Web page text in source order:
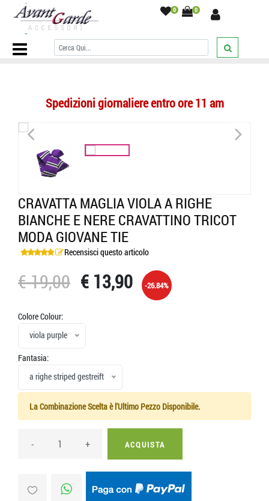
0 0
Home Page/CRAVATTE/Tricot Maglia/Cravatta maglia viola a righe
bianche e nere cravattino tricot moda giovane tie
Spedizioni giornaliere entro ore 11 am
< >
CRAVATTA MAGLIA VIOLA A RIGHE
BIANCHE E NERE CRAVATTINO TRICOT
MODA GIOVANE TIE
Recensisci questo articolo
€ 19,00 € 13,90 -26.84%
Colore Colour:
viola purple
Fantasia:
a righe striped gestreift
La Combinazione Scelta è l'Ultimo Pezzo Disponibile.
- + ACQUISTA